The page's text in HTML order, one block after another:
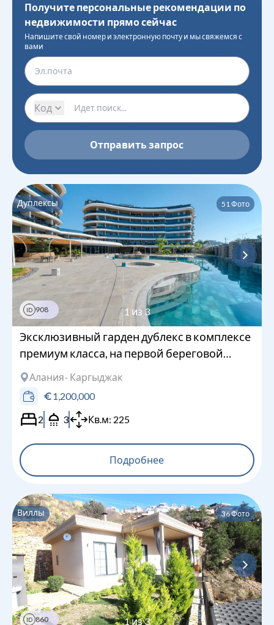
Получите персональные рекомендации по
недвижимости прямо сейчас
Напишите свой номер и электронную почту и мы свяжемся с
вами
Код
Отправить запрос
Дуплексы 51 Фото
ID 908 1 из 3
Эксклюзивный гарден дублекс в комплексе
премиум класса, на первой береговой
линии
Алания- Каргыджак
1,200,000
2
3 Кв.м: 225
Подробнее
Виллы 36Фото
ID 860 1из3